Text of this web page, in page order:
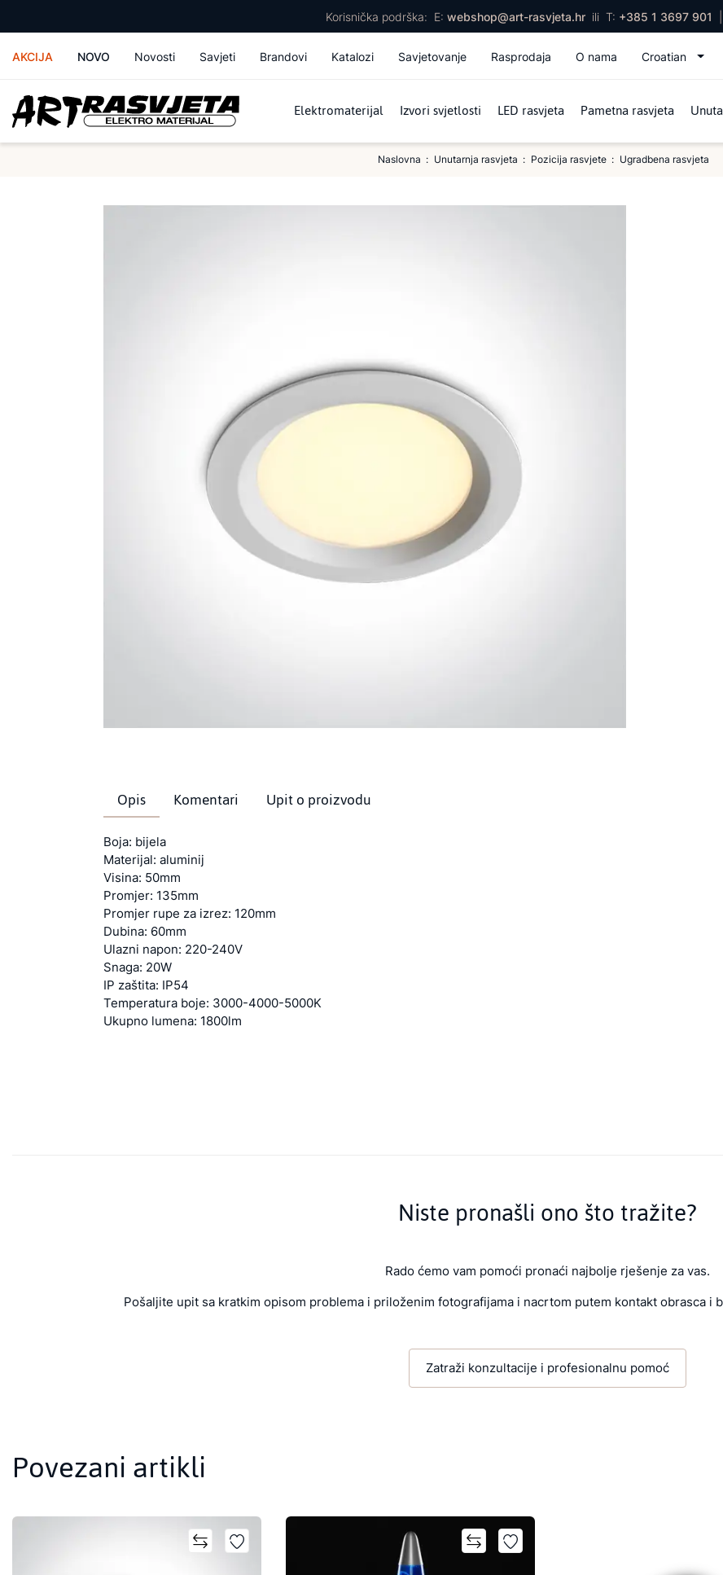
Korisnička podrška: E: webshop@art-rasvjeta.hr ili T: +385 1 3697 901
AKCIJA NOVO Novosti Savjeti Brandovi Katalozi Savjetovanje Rasprodaja O nama Croatian
Elektromaterijal Izvori svjetlosti LED rasvjeta Pametna rasvjeta
Naslovna Unutarnja rasvjeta Pozicija rasvjete Ugradbena rasvjeta
Opis Komentari Upit o proizvodu
Boja: bijela
Materijal: aluminij
Visina: 50mm
Promjer: 135mm
Promjer rupe za izrez: 120mm
Dubina: 60mm
Ulazni napon: 220-240V
Snaga: 20W
IP zaštita: IP54
Temperatura boje: 3000-4000-5000K
Ukupno lumena: 1800lm
Niste pronašli ono što tražite?
Rado ćemo vam pomoći pronaći najbolje rješenje za vas.
Pošaljite upit sa kratkim opisom problema i priloženim fotografijama i nacrtom putem kontakt obrasca i
Zatraži konzultacije i profesionalnu pomoć
Povezani artikli